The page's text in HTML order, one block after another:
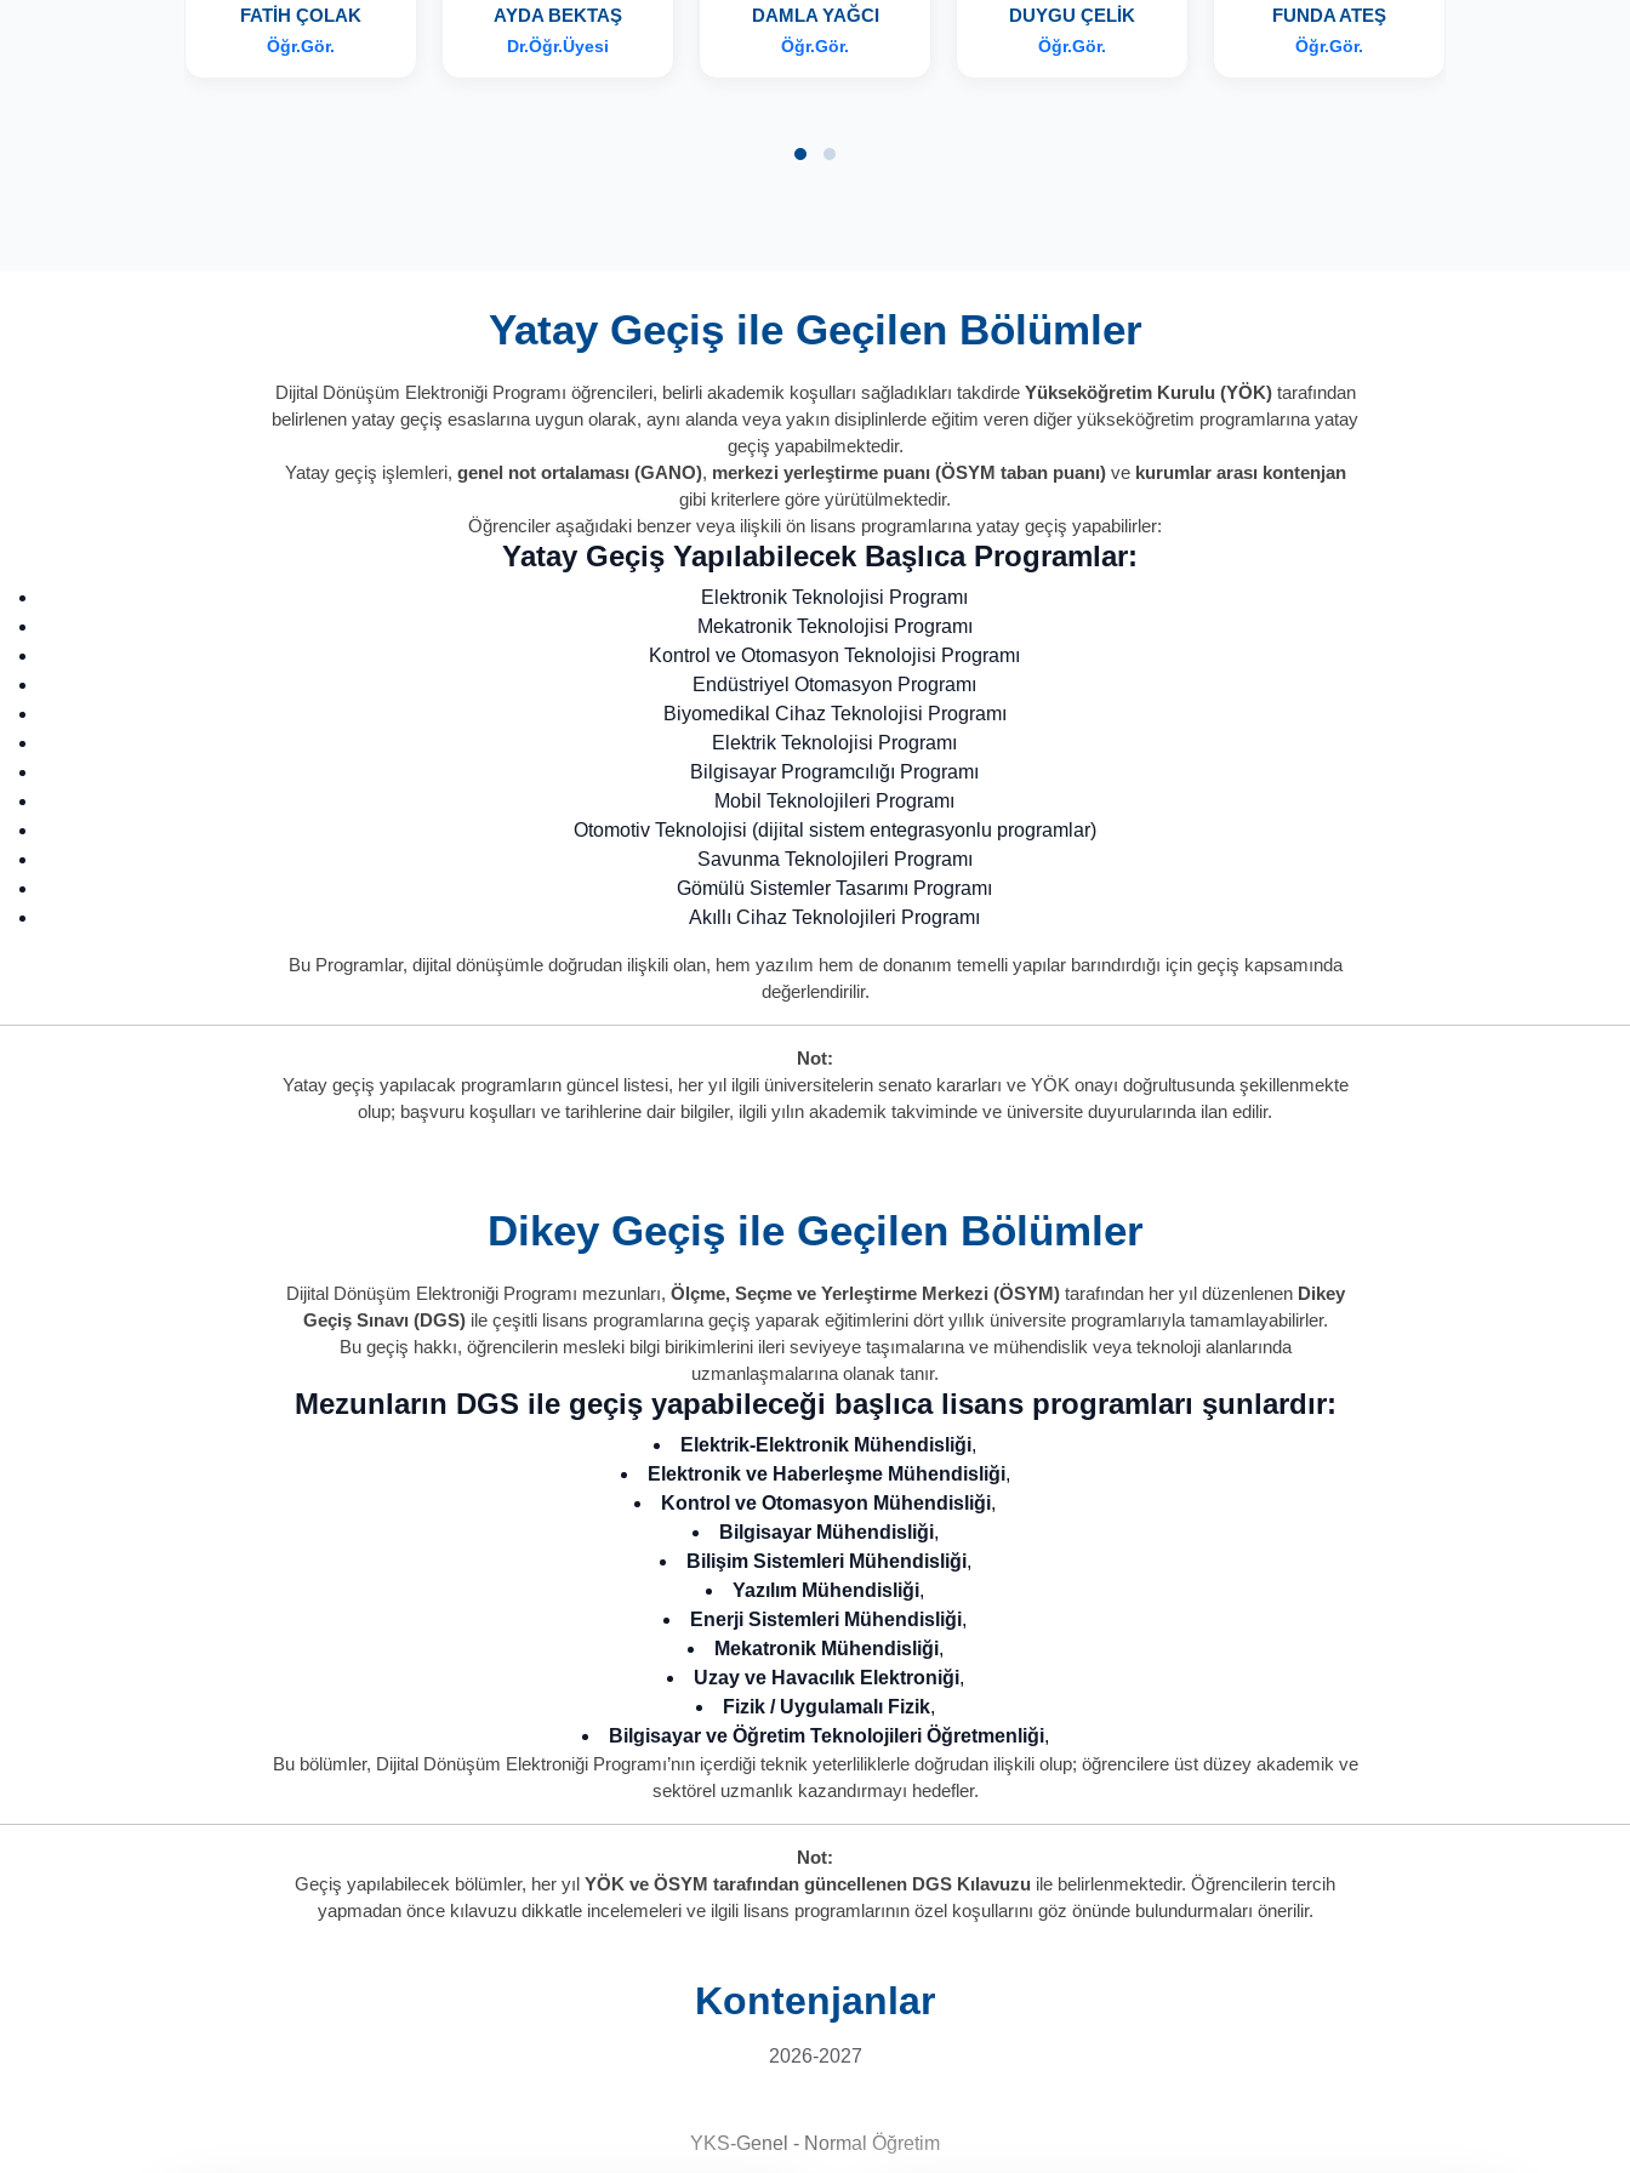
FATİH ÇOLAK
Öğr.Gör.
AYDA BEKTAŞ
Dr.Öğr.Üyesi
DAMLA YAĞCI
Öğr.Gör.
DUYGU ÇELİK
Öğr.Gör.
FUNDA ATEŞ
Öğr.Gör.
Yatay Geçiş ile Geçilen Bölümler
Dijital Dönüşüm Elektroniği Programı öğrencileri, belirli akademik koşulları sağladıkları takdirde Yükseköğretim Kurulu (YÖK)tarafından
belirlenen yatay geçiş esaslarına uygun olarak, aynı alanda veya yakın disiplinlerde eğitim veren diğer yükseköğretim programlarına yatay
geçiş yapabilmektedir.
Yatay geçiş işlemleri, genel not ortalaması (GANO), merkezi yerleştirme puanı (ÖSYM taban puanı)ve kurumlar arası kontenjan
gibi kriterlere göre yürütülmektedir.
Öğrenciler aşağıdaki benzer veya ilişkili ön lisans programlarına yatay geçiş yapabilirler:
Yatay Geçiş Yapılabilecek Başlıca Programlar:
Elektronik Teknolojisi Programı
Mekatronik Teknolojisi Programı
Kontrol ve Otomasyon Teknolojisi Programı
Endüstriyel Otomasyon Programı
Biyomedikal Cihaz Teknolojisi Programı
Elektrik Teknolojisi Programı
Bilgisayar Programcılığı Programı
Mobil Teknolojileri Programı
Otomotiv Teknolojisi (dijital sistem entegrasyonlu programlar)
Savunma Teknolojileri Programı
Gömülü Sistemler Tasarımı Programı
Akıllı Cihaz Teknolojileri Programı
Bu Programlar, dijital dönüşümle doğrudan ilişkili olan, hem yazılım hem de donanım temelli yapılar barındırdığı için geçiş kapsamında
değerlendirilir.
Not:
Yatay geçiş yapılacak programların güncel listesi, her yıl ilgili üniversitelerin senato kararları ve YÖK onayı doğrultusunda şekillenmekte
olup; başvuru koşulları ve tarihlerine dair bilgiler, ilgili yılın akademik takviminde ve üniversite duyurularında ilan edilir.
Dikey Geçiş ile Geçilen Bölümler
Dijital Dönüşüm Elektroniği Programı mezunları, Ölçme, Seçme ve Yerleştirme Merkezi (ÖSYM)tarafından her yıl düzenlenen Dikey
Geçiş Sınavı (DGS)ile çeşitli lisans programlarına geçiş yaparak eğitimlerini dört yıllık üniversite programlarıyla tamamlayabilirler.
Bu geçiş hakkı, öğrencilerin mesleki bilgi birikimlerini ileri seviyeye taşımalarına ve mühendislik veya teknoloji alanlarında
uzmanlaşmalarına olanak tanır.
Mezunların DGS ile geçiş yapabileceği başlıca lisans programları şunlardır:
Elektrik-Elektronik Mühendisliği,
Elektronik ve Haberleşme Mühendisliği,
Kontrol ve Otomasyon Mühendisliği,
Bilgisayar Mühendisliği,
Bilişim Sistemleri Mühendisliği,
Yazılım Mühendisliği,
Enerji Sistemleri Mühendisliği,
Mekatronik Mühendisliği,
Uzay ve Havacılık Elektroniği,
Fizik / Uygulamalı Fizik,
Bilgisayar ve Öğretim Teknolojileri Öğretmenliği,
Bu bölümler, Dijital Dönüşüm Elektroniği Programı’nın içerdiği teknik yeterliliklerle doğrudan ilişkili olup; öğrencilere üst düzey akademik ve
sektörel uzmanlık kazandırmayı hedefler.
Not:
Geçiş yapılabilecek bölümler, her yıl YÖK ve ÖSYM tarafından güncellenen DGS Kılavuzu ile belirlenmektedir. Öğrencilerin tercih
yapmadan önce kılavuzu dikkatle incelemeleri ve ilgili lisans programlarının özel koşullarını göz önünde bulundurmaları önerilir.
Kontenjanlar
2026-2027
YKS-Genel - Normal Öğretim